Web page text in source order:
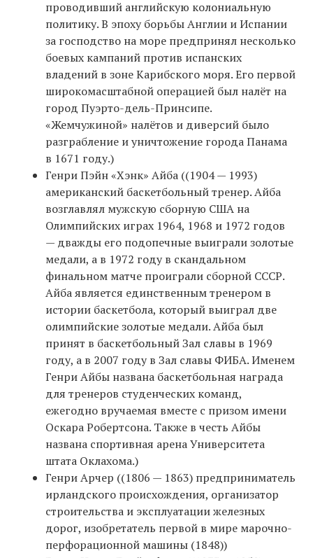
проводивший английскую колониальную
политику. В эпоху борьбы Англии и Испании
за господство на море предпринял несколько
боевых кампаний против испанских
владений в зоне Карибского моря. Его первой
широкомасштабной операцией был налёт на
город Пуэрто-дель-Принсипе.
«Жемчужиной» налётов и диверсий было
разграбление и уничтожение города Панама
в 1671 году.)
Генри Пэйн «Хэнк» Айба ((1904 — 1993)
американский баскетбольный тренер. Айба
возглавлял мужскую сборную США на
Олимпийских играх 1964, 1968 и 1972 годов
— дважды его подопечные выиграли золотые
медали, а в 1972 году в скандальном
финальном матче проиграли сборной СССР.
Айба является единственным тренером в
истории баскетбола, который выиграл две
олимпийские золотые медали. Айба был
принят в баскетбольный Зал славы в 1969
году, а в 2007 году в Зал славы ФИБА. Именем
Генри Айбы названа баскетбольная награда
для тренеров студенческих команд,
ежегодно вручаемая вместе с призом имени
Оскара Робертсона. Также в честь Айбы
названа спортивная арена Университета
штата Оклахома.)
Генри Арчер ((1806 — 1863) предприниматель
ирландского происхождения, организатор
строительства и эксплуатации железных
дорог, изобретатель первой в мире марочно-
перфорационной машины (1848))